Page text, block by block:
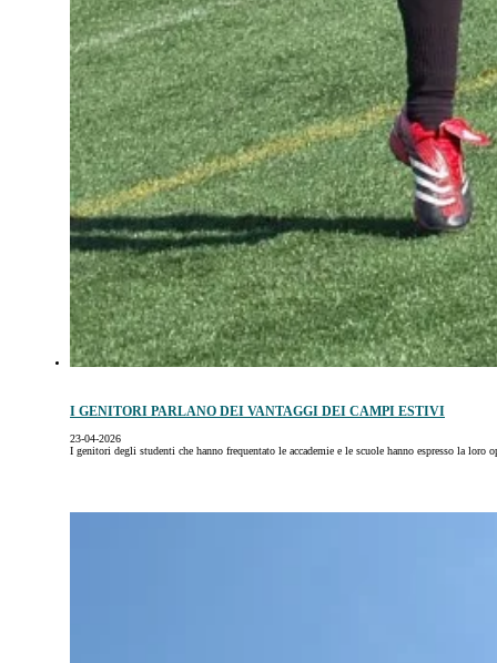
I GENITORI PARLANO DEI VANTAGGI DEI CAMPI ESTIVI
23-04-2026
I genitori degli studenti che hanno frequentato le accademie e le scuole hanno espresso la